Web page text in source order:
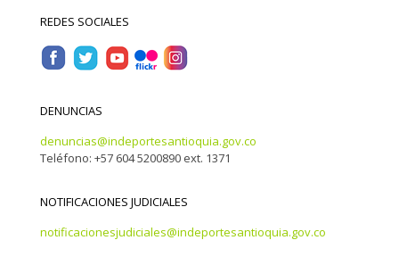
REDES SOCIALES
DENUNCIAS
denuncias@indeportesantioquia.gov.co
Teléfono: +57 604 5200890 ext. 1371
NOTIFICACIONES JUDICIALES
notificacionesjudiciales@indeportesantioquia.gov.co